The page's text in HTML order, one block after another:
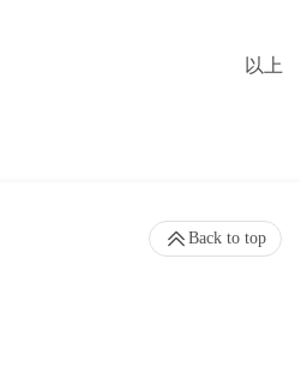
以上
Back to top